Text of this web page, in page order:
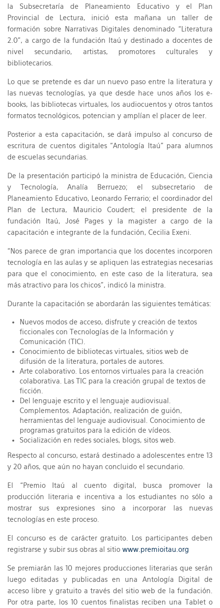
la Subsecretaría de Planeamiento Educativo y el Plan
Provincial de Lectura, inició esta mañana un taller de
formación sobre Narrativas Digitales denominado “Literatura
2.0”, a cargo de la fundación Itaú y destinado a docentes de
nivel secundario, artistas, promotores culturales y
bibliotecarios.
Lo que se pretende es dar un nuevo paso entre la literatura y
las nuevas tecnologías, ya que desde hace unos años los e-
books, las bibliotecas virtuales, los audiocuentos y otros tantos
formatos tecnológicos, potencian y amplían el placer de leer.
Posterior a esta capacitación, se dará impulso al concurso de
escritura de cuentos digitales “Antología Itaú” para alumnos
de escuelas secundarias.
De la presentación participó la ministra de Educación, Ciencia
y Tecnología, Analía Berruezo; el subsecretario de
Planeamiento Educativo, Leonardo Ferrario; el coordinador del
Plan de Lectura, Mauricio Coudert; el presidente de la
fundación Itaú, José Pages y la magister a cargo de la
capacitación e integrante de la fundación, Cecilia Exeni.
“Nos parece de gran importancia que los docentes incorporen
tecnología en las aulas y se apliquen las estrategias necesarias
para que el conocimiento, en este caso de la literatura, sea
más atractivo para los chicos”, indicó la ministra.
Durante la capacitación se abordarán las siguientes temáticas:
Nuevos modos de acceso, disfrute y creación de textos
ficcionales con Tecnologías de la Información y
Comunicación (TIC).
Conocimiento de bibliotecas virtuales, sitios web de
difusión de la literatura, portales de autores.
Arte colaborativo. Los entornos virtuales para la creación
colaborativa. Las TIC para la creación grupal de textos de
ficción.
Del lenguaje escrito y el lenguaje audiovisual.
Complementos. Adaptación, realización de guión,
herramientas del lenguaje audiovisual. Conocimiento de
programas gratuitos para la edición de vídeos.
Socialización en redes sociales, blogs, sitos web.
Respecto al concurso, estará destinado a adolescentes entre 13
y 20 años, que aún no hayan concluido el secundario.
El “Premio Itaú al cuento digital, busca promover la
producción literaria e incentiva a los estudiantes no sólo a
mostrar sus expresiones sino a incorporar las nuevas
tecnologías en este proceso.
El concurso es de carácter gratuito. Los participantes deben
registrarse y subir sus obras al sitio www.premioitau.org
Se premiarán las 10 mejores producciones literarias que serán
luego editadas y publicadas en una Antología Digital de
acceso libre y gratuito a través del sitio web de la fundación.
Por otra parte, los 10 cuentos finalistas reciben una Tablet o